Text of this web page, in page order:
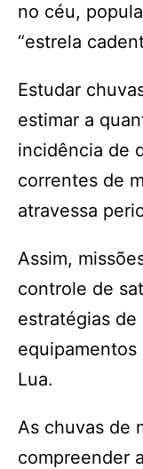
no céu,
“estrela
Estudar
estimar a
incidência de
correntes de
atravessa
Assim,
controle de
estratégias de
equipamentos
Lua.
As chuvas de
compreender